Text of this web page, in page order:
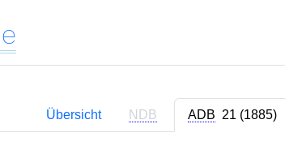
Übersicht NDB ADB 21 (1885)